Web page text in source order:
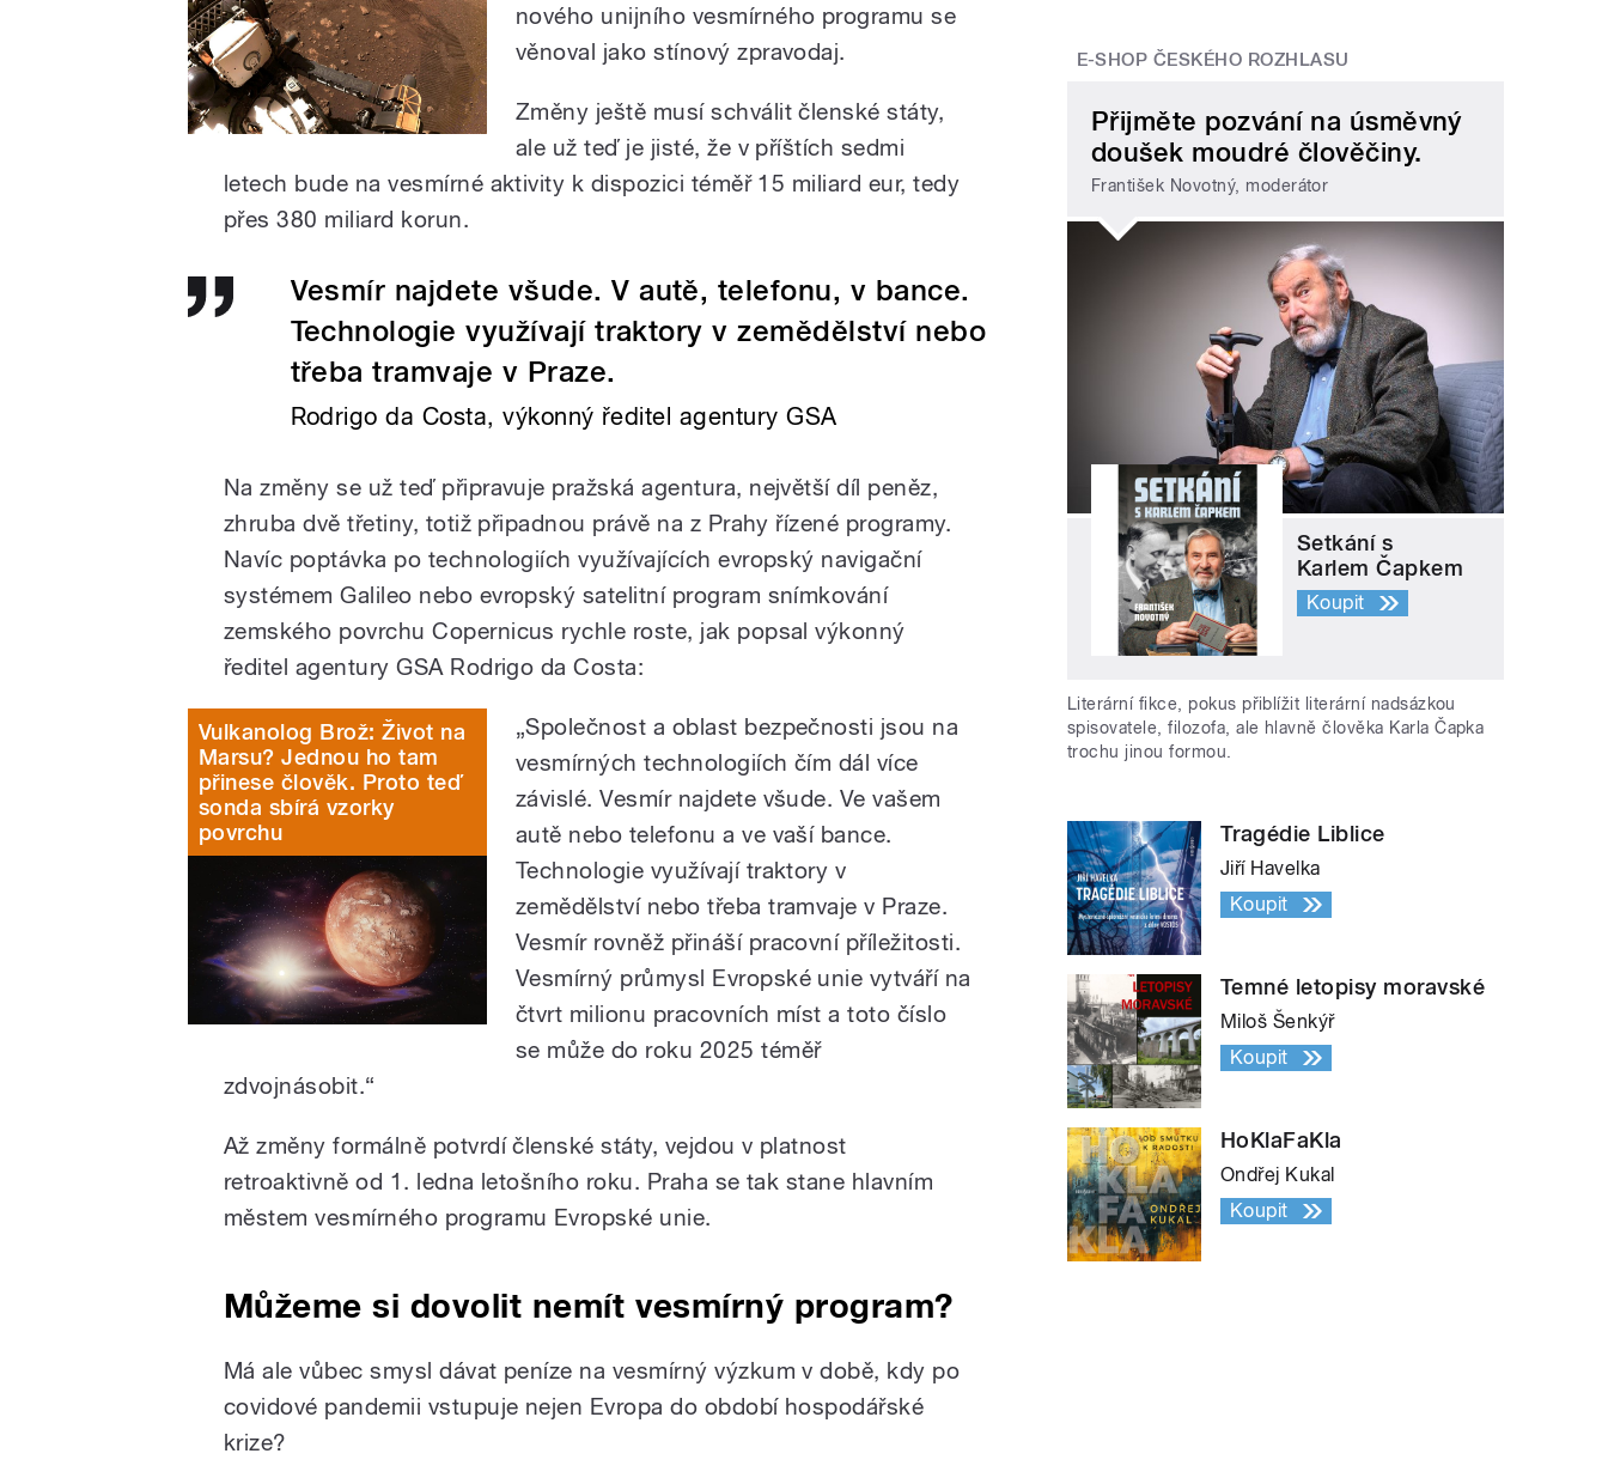
nového unijního vesmírného programu se
věnoval jako stínový zpravodaj.
Změny ještě musí schválit členské státy,
ale už teď je jisté, že v příštích sedmi
letech bude na vesmírné aktivity k dispozici téměř 15 miliard eur, tedy
přes 380 miliard korun.
Vesmír najdete všude. V autě, telefonu, v bance.
Technologie využívají traktory v zemědělství nebo
třeba tramvaje v Praze.
Rodrigo da Costa, výkonný ředitel agentury GSA
Na změny se už teď připravuje pražská agentura, největší díl peněz,
zhruba dvě třetiny, totiž připadnou právě na z Prahy řízené programy.
Navíc poptávka po technologiích využívajících evropský navigační
systémem Galileo nebo evropský satelitní program snímkování
zemského povrchu Copernicus rychle roste, jak popsal výkonný
ředitel agentury GSA Rodrigo da Costa:
Vulkanolog Brož: Život na
Marsu? Jednou ho tam
přinese člověk. Proto teď
sonda sbírá vzorky
povrchu
„Společnost a oblast bezpečnosti jsou na
vesmírných technologiích čím dál více
závislé. Vesmír najdete všude. Ve vašem
autě nebo telefonu a ve vaší bance.
Technologie využívají traktory v
zemědělství nebo třeba tramvaje v Praze.
Vesmír rovněž přináší pracovní příležitosti.
Vesmírný průmysl Evropské unie vytváří na
čtvrt milionu pracovních míst a toto číslo
se může do roku 2025 téměř
zdvojnásobit.“
Až změny formálně potvrdí členské státy, vejdou v platnost
retroaktivně od 1. ledna letošního roku. Praha se tak stane hlavním
městem vesmírného programu Evropské unie.
Můžeme si dovolit nemít vesmírný program?
Má ale vůbec smysl dávat peníze na vesmírný výzkum v době, kdy po
covidové pandemii vstupuje nejen Evropa do období hospodářské
krize?
E-SHOP ČESKÉHO ROZHLASU
Přijměte pozvání na úsměvný
doušek moudré člověčiny.
František Novotný, moderátor
Setkání s
Karlem Čapkem
Koupit
Literární fikce, pokus přiblížit literární nadsázkou
spisovatele, filozofa, ale hlavně člověka Karla Čapka
trochu jinou formou.
Tragédie Liblice
Jiří Havelka
Koupit
Temné letopisy moravské
Miloš Šenkýř
Koupit
HoKlaFaKla
Ondřej Kukal
Koupit